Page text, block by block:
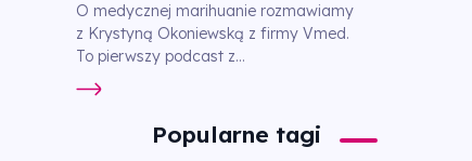
O medycznej marihuanie rozmawiamy
z Krystyną Okoniewską z firmy Vmed.
To pierwszy podcast z...
Popularne tagi